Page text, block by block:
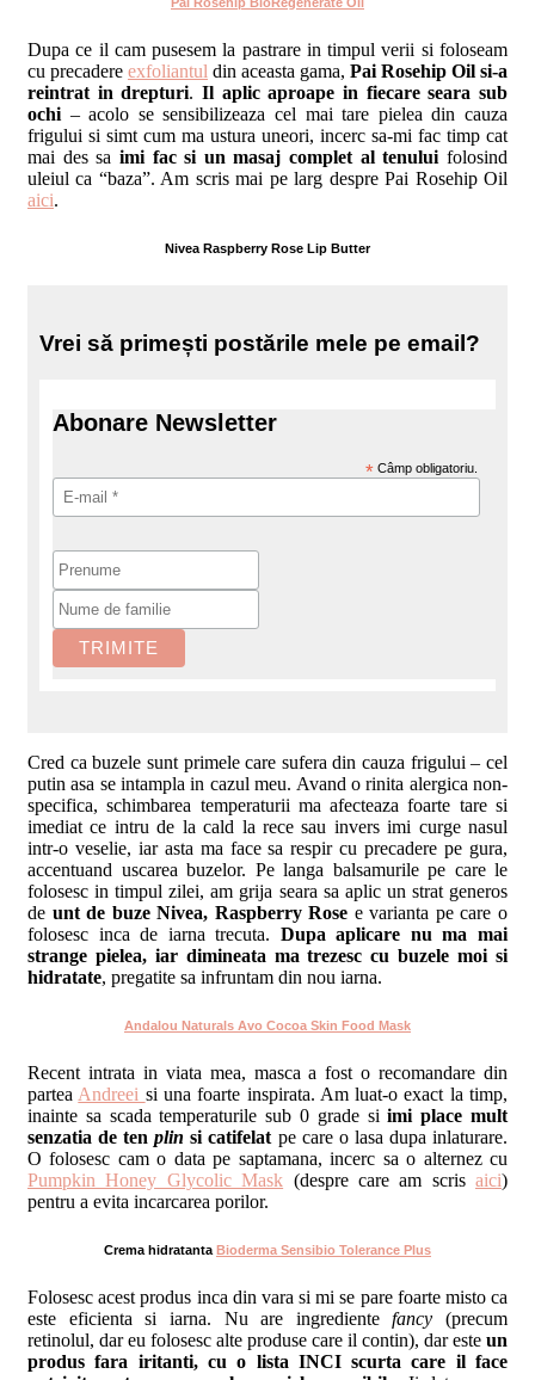
Dupa ce il cam pusesem la pastrare in timpul verii si foloseam
cu precadere exfoliantul din aceasta gama, Pai Rosehip Oil si-a
reintrat in drepturi.Il aplic aproape in fiecare seara sub
ochi – acolo se sensibilizeaza cel mai tare pielea din cauza
frigului si simt cum ma ustura uneori, incerc sa-mi fac timp cat
mai des sa imi fac si un masaj complet al tenului folosind
uleiul ca “baza”. Am scris mai pe larg despre Pai Rosehip Oil
aici.
Nivea Raspberry Rose Lip Butter
Vrei să primești postările mele pe email?
Abonare Newsletter
* Câmp obligatoriu.
Cred ca buzele sunt primele care sufera din cauza frigului – cel
putin asa se intampla in cazul meu. Avand o rinita alergica non-
specifica, schimbarea temperaturii ma afecteaza foarte tare si
imediat ce intru de la cald la rece sau invers imi curge nasul
intr-o veselie, iar asta ma face sa respir cu precadere pe gura,
accentuand uscarea buzelor. Pe langa balsamurile pe care le
folosesc in timpul zilei, am grija seara sa aplic un strat generos
de unt de buze Nivea, Raspberry Rose e varianta pe care o
folosesc inca de iarna trecuta. Dupa aplicare nu ma mai
strange pielea, iar dimineata ma trezesc cu buzele moi si
hidratate, pregatite sa infruntam din nou iarna.
Andalou Naturals Avo Cocoa Skin Food Mask
Recent intrata in viata mea, masca a fost o recomandare din
partea Andreei si una foarte inspirata. Am luat-o exact la timp,
inainte sa scada temperaturile sub 0 grade siimi place mult
senzatia de tenplin si catifelat pe care o lasa dupa inlaturare.
O folosesc cam o data pe saptamana, incerc sa o alternez cu
Pumpkin Honey Glycolic Mask (despre care am scris aici)
pentru a evita incarcarea porilor.
Crema hidratanta Bioderma Sensibio Tolerance Plus
Folosesc acest produs inca din vara si mi se pare foarte misto ca
este eficienta si iarna. Nu are ingredientefancy (precum
retinolul, dar eu folosesc alte produse care il contin), dar este un
produs fara iritanti, cu o lista INCI scurta care il face